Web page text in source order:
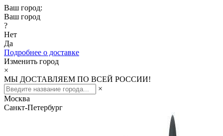
Ваш город:
Ваш город
?
Нет
Да
Подробнее о доставке
Изменить город
×
МЫ ДОСТАВЛЯЕМ ПО ВСЕЙ РОССИИ!
×
Москва
Санкт-Петербург